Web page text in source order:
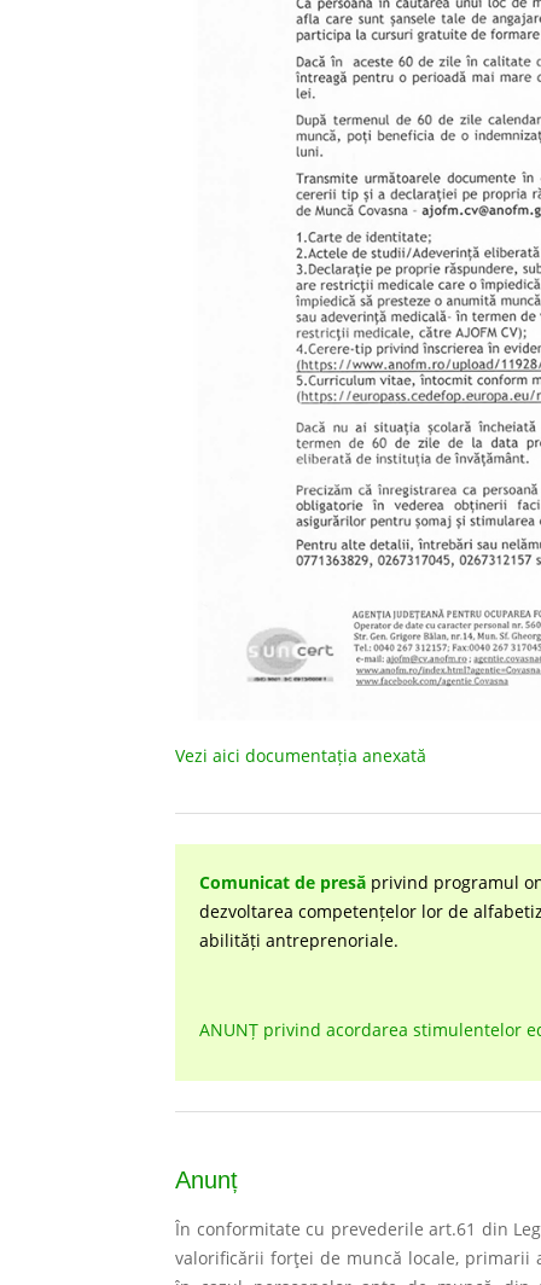
Vezi aici documentația anexată
Comunicat de presă privind programul
dezvoltarea competențelor lor de
abilități antreprenoriale.
ANUNȚ privind acordarea stimulentelor
Anunț
În conformitate cu prevederile art.61 din
valorificării forţei de muncă locale, primarii